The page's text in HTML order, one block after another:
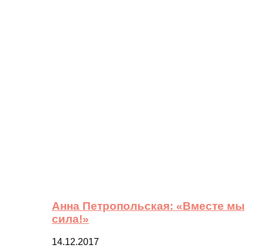
Анна Петропольская: «Вместе мы
сила!»
14.12.2017